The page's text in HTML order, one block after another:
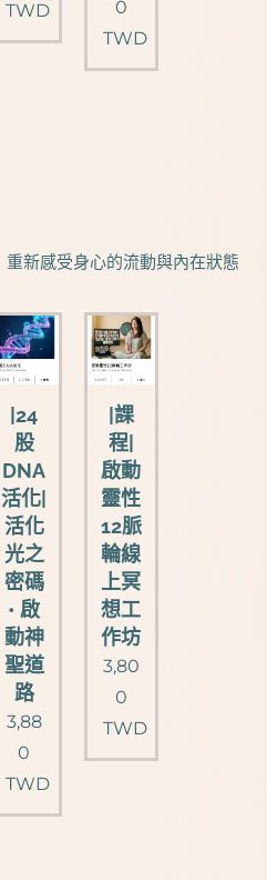
TWD
0
TWD
重新感受身心的流動與內在狀態
|24
股
DNA
活化|
活化
光之
密碼
• 啟
動神
聖道
路
3,88
0
TWD
|課
程|
啟動
靈性
12脈
輪線
上冥
想工
作坊
3,80
0
TWD